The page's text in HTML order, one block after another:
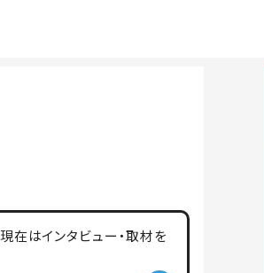
在はインタビュー・取材を